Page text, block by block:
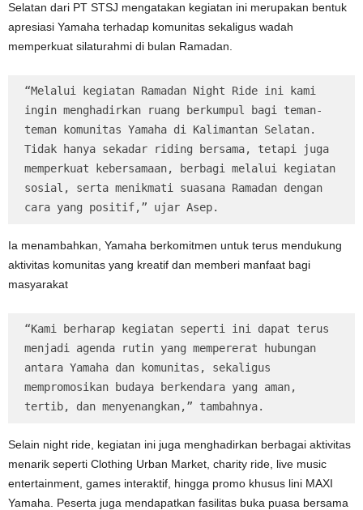
Selatan dari PT STSJ mengatakan kegiatan ini merupakan bentuk
apresiasi Yamaha terhadap komunitas sekaligus wadah
memperkuat silaturahmi di bulan Ramadan.
“Melalui kegiatan Ramadan Night Ride ini kami
ingin menghadirkan ruang berkumpul bagi teman-
teman komunitas Yamaha di Kalimantan Selatan.
Tidak hanya sekadar riding bersama, tetapi juga
memperkuat kebersamaan, berbagi melalui kegiatan
sosial, serta menikmati suasana Ramadan dengan
cara yang positif,” ujar Asep.
Ia menambahkan, Yamaha berkomitmen untuk terus mendukung
aktivitas komunitas yang kreatif dan memberi manfaat bagi
masyarakat
“Kami berharap kegiatan seperti ini dapat terus
menjadi agenda rutin yang mempererat hubungan
antara Yamaha dan komunitas, sekaligus
mempromosikan budaya berkendara yang aman,
tertib, dan menyenangkan,” tambahnya.
Selain night ride, kegiatan ini juga menghadirkan berbagai aktivitas
menarik seperti Clothing Urban Market, charity ride, live music
entertainment, games interaktif, hingga promo khusus lini MAXI
Yamaha. Peserta juga mendapatkan fasilitas buka puasa bersama